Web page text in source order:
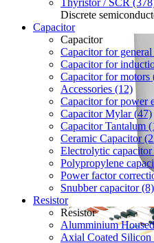
Thyristor / SCR
Discrete
Capacitor
Capacitor
Capacitor for general
Capacitor for
Capacitor for motors
Accessories (12)
Capacitor for power
Capacitor Mylar (47)
Capacitor Tantalum
Ceramic Capacitor
Electrolytic
Polypropylene
Power factor
Snubber capacitor (8)
Resistor
Resistor
Alumminium
Axial Coated Silicon